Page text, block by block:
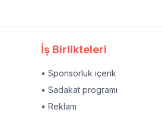
İş Birlikteleri
• Sponsorluk içerik
• Sadakat programı
• Reklam